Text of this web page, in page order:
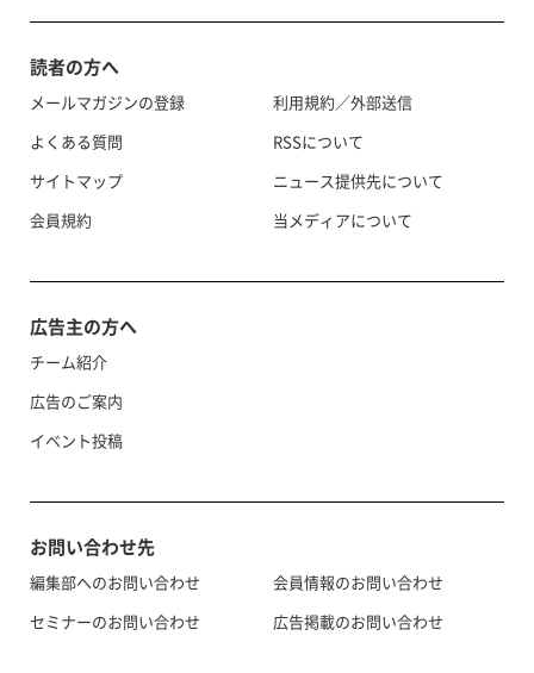
読者の方へ
メールマガジンの登録
よくある質問
サイトマップ
会員規約
利用規約／外部送信
RSSについて
ニュース提供先について
当メディアについて
広告主の方へ
チーム紹介
広告のご案内
イベント投稿
お問い合わせ先
編集部へのお問い合わせ
セミナーのお問い合わせ
会員情報のお問い合わせ
広告掲載のお問い合わせ